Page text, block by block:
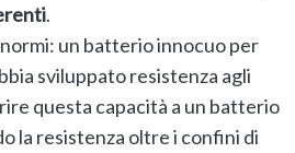
.
un batterio innocuo per
sviluppato resistenza agli
questa capacità a un batterio
la resistenza oltre i confini di